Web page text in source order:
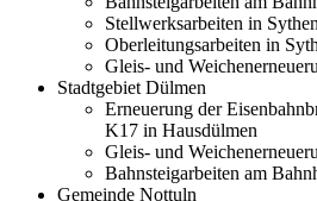
Stellwerksarbeiten in Sythen
Oberleitungsarbeiten in
Gleis- und
Stadtgebiet Dülmen
Erneuerung der
K17 in Hausdülmen
Gleis- und
Bahnsteigarbeiten am
Gemeinde Nottuln